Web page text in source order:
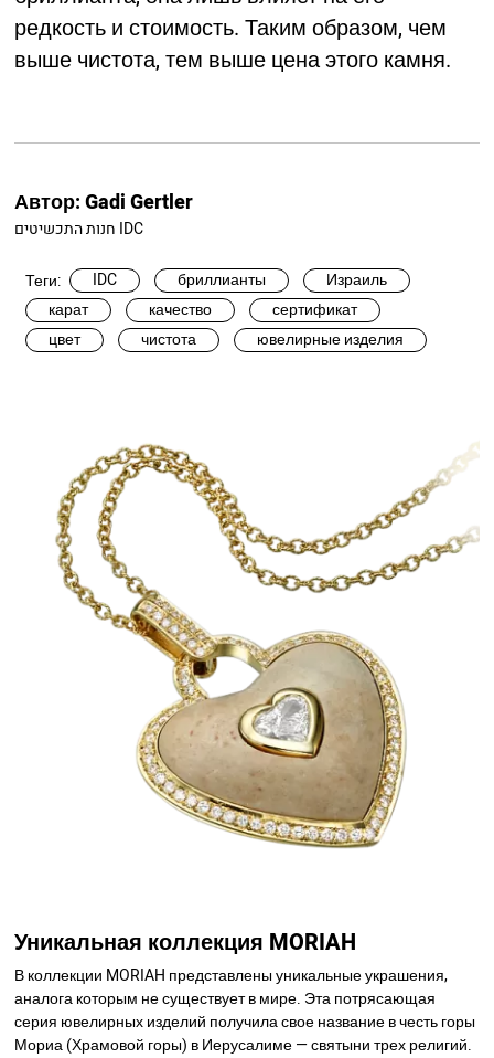
редкость и стоимость. Таким образом, чем
выше чистота, тем выше цена этого камня.
Автор:Gadi Gertler
חנות התכשיטים IDC
Теги: IDC бриллианты
Израиль
карат
качество
сертификат
цвет
чистота ювелирные изделия
Уникальная коллекция MORIAH
В коллекции MORIAH представлены уникальные украшения,
аналога которым не существует в мире. Эта потрясающая
серия ювелирных изделий получила свое название в честь горы
Мориа (Храмовой горы) в Иерусалиме — святыни трех религий.